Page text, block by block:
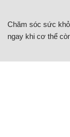
Chăm sóc sức
ngay khi cơ thể